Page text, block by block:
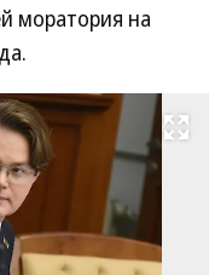
моратория на
Развернуть